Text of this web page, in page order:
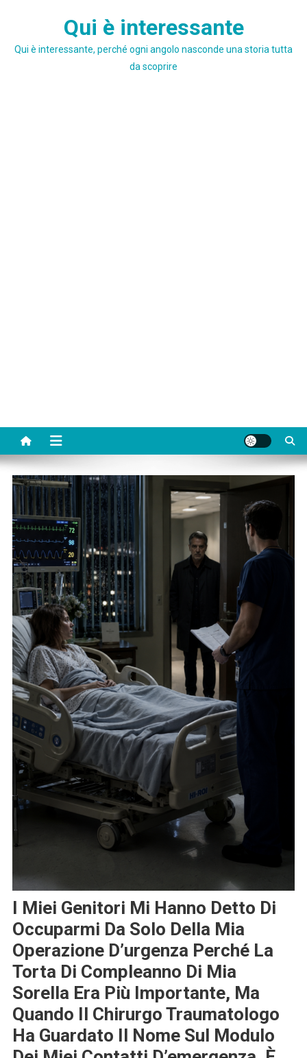
Qui è interessante
Qui è interessante, perché ogni angolo nasconde una storia tutta
da scoprire
I Miei Genitori Mi Hanno Detto Di
Occuparmi Da Solo Della Mia
Operazione D’urgenza Perché La
Torta Di Compleanno Di Mia
Sorella Era Più Importante, Ma
Quando Il Chirurgo Traumatologo
Ha Guardato Il Nome Sul Modulo